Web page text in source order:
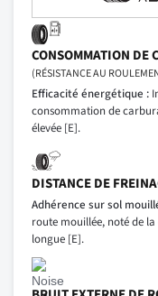
CONSOMMATION DE
(RÉSISTANCE AU
Efficacité énergétique :
consommation de
élevée [E].
DISTANCE DE
Adhérence sur sol
route mouillée, noté de
longue [E].